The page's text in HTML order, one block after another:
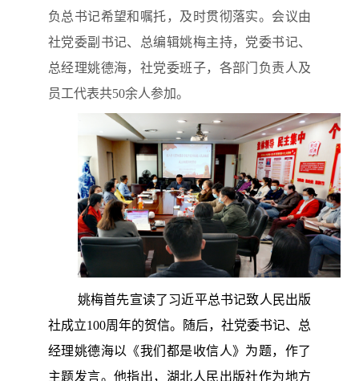
负总书记希望和嘱托，及时贯彻落实。会议由
社党委副书记、总编辑姚梅主持，党委书记、
总经理姚德海，社党委班子，各部门负责人及
员工代表共50余人参加。
姚梅首先宣读了习近平总书记致人民出版
社成立100周年的贺信。随后，社党委书记、总
经理姚德海以《我们都是收信人》为题，作了
主题发言。他指出，湖北人民出版社作为地方